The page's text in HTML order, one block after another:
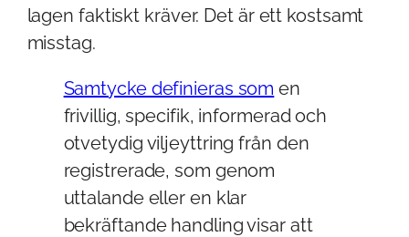
lagen faktiskt kräver. Det är ett kostsamt
misstag.
Samtycke definieras som en
frivillig, specifik, informerad och
otvetydig viljeyttring från den
registrerade, som genom
uttalande eller en klar
bekräftande handling visar att